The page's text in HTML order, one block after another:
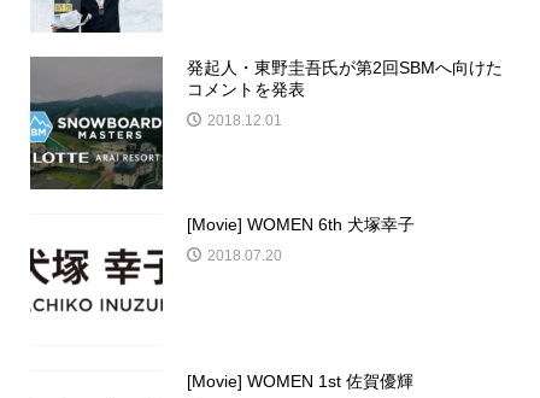
発起人・東野圭吾氏が第2回SBMへ向けた
コメントを発表
2018.12.01
[Movie] WOMEN 6th 犬塚幸子
2018.07.20
[Movie] WOMEN 1st 佐賀優輝